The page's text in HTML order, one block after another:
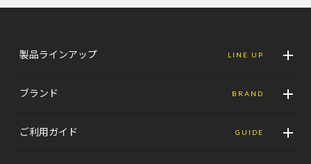
製品ラインアップ LINE UP
ブランド BRAND
ご利用ガイド GUIDE